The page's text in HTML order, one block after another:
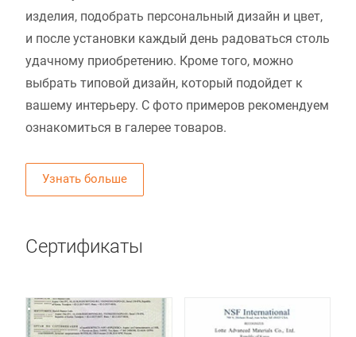
изделия, подобрать персональный дизайн и цвет,
и после установки каждый день радоваться столь
удачному приобретению. Кроме того, можно
выбрать типовой дизайн, который подойдет к
вашему интерьеру. С фото примеров рекомендуем
ознакомиться в галерее товаров.
Узнать больше
Сертификаты